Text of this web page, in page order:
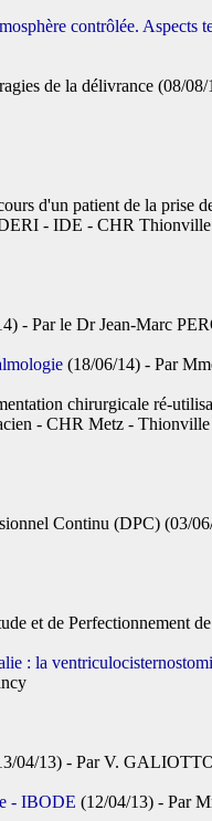
contrôlée. Aspects
de la délivrance
d'un patient de la
- IDE - CHR Thionville
- Par le Dr Jean-Marc
(18/06/14) - Par
chirurgicale ré-
- CHR Metz - Thionville
Continu (DPC) (03/
et de
: la
04/13) - Par V.
- IBODE (12/04/13) - Par